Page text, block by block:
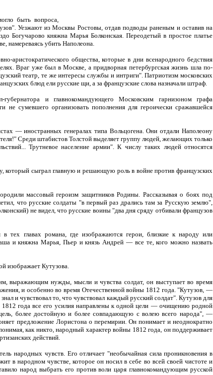
быть вопроса,
Уезжают из Москвы Ростовы, отдав подводы раненым и оставив на
Богучарово княжна Марья Болконская. Переодетый в простое платье
намереваясь убить Наполеона.
аристократического общества, которые в дни всенародного бедствия
Враг уже был в Москве, а придворная петербургская жизнь шла по-
театр, те же интересы службы и интриги". Патриотизм московских
блюд ели русские щи, а за французские слова назначали штраф.
губернатора и главнокомандующего Московским гарнизоном графа
не сумевшего организовать пополнения для героически сражавшейся
— иностранных генералах типа Вольцогена. Они отдали Наполеону
Среди штабистов Толстой выделяет группу людей, желающих только
Трутневое население армии". К числу таких людей относятся
который сыграл главную и решающую роль в войне против французских
массовый героизм защитников Родины. Рассказывая о боях под
что русские солдаты "в первый раз дрались там за Русскую землю",
не видел, что русские воины "два дня сряду отбивали французов
тех главах романа, где изображаются герои, близкие к народу или
и княжна Марья, Пьер и князь Андрей — все те, кого можно назвать
изображает Кутузова.
выражающим нужды, мысли и чувства солдат, он выступает во время
и особенно во время Отечественной войны 1812 года. "Кутузов, —
и чувствовал то, что чувствовал каждый русский солдат". Кутузов для
года все его усилия направлены к одной цели — очищению родной
цель, более достойную и более совпадающую с волею всего народа", —
предложение Лористона о перемирии. Он понимает и неоднократно
как никто, народный характер войны 1812 года, он поддерживает
действий.
народных чувств. Его отличает "необычайная сила проникновения в
в народном чувстве, которое он носил в себе во всей своей чистоте и
народ выбрать его против воли царя главнокомандующим русской